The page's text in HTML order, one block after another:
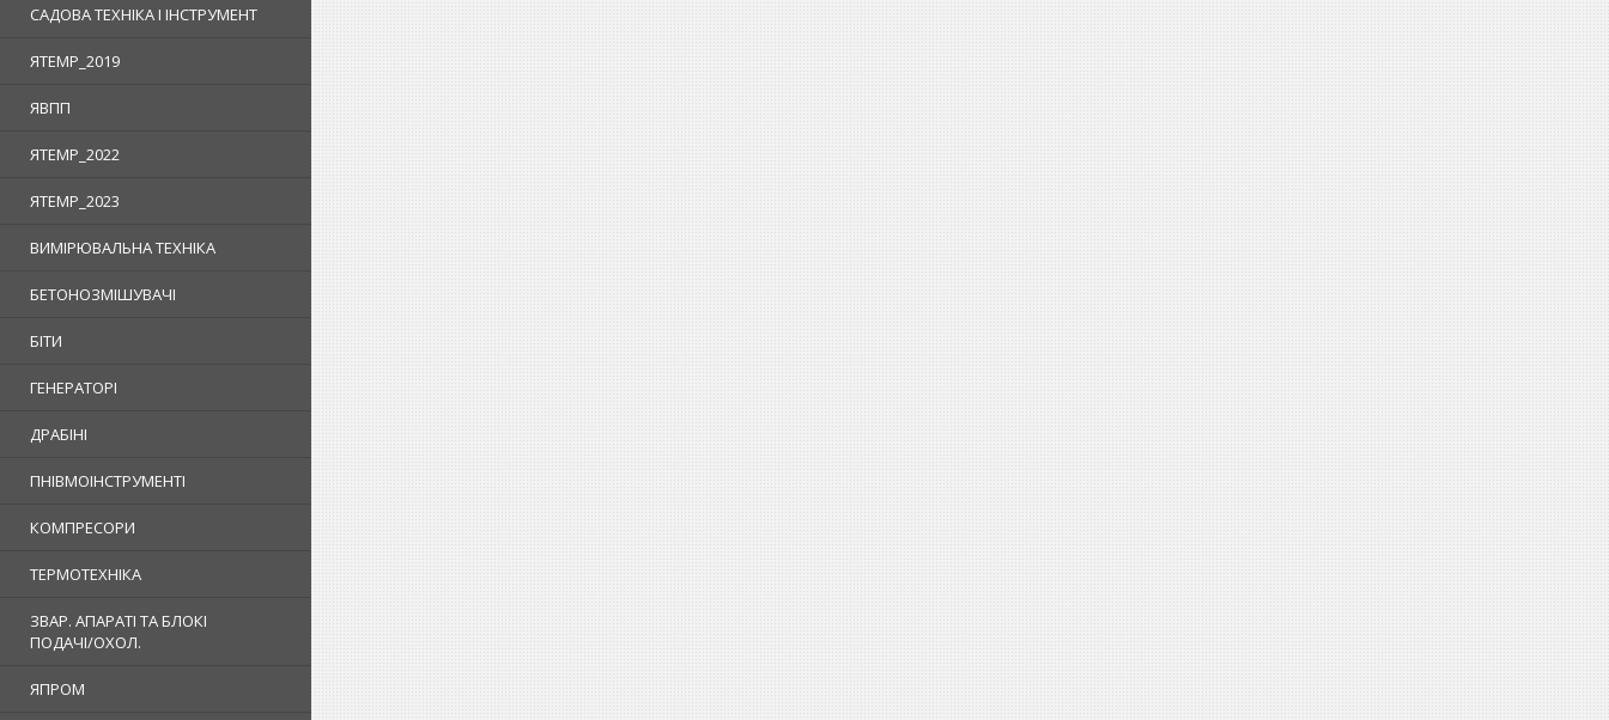
САДОВА ТЕХНІКА І ІНСТРУМЕНТ
ЯTEMP_2019
ЯВПП
ЯTEMP_2022
ЯTEMP_2023
ВИМІРЮВАЛЬНА ТЕХНІКА
БЕТОНОЗМІШУВАЧІ
БІТИ
ГЕНЕРАТОРІ
ДРАБІНІ
ПНІВМОІНСТРУМЕНТІ
КОМПРЕСОРИ
ТЕРМОТЕХНІКА
ЗВАР. АПАРАТІ ТА БЛОКІ
ПОДАЧІ/ОХОЛ.
ЯПРОМ